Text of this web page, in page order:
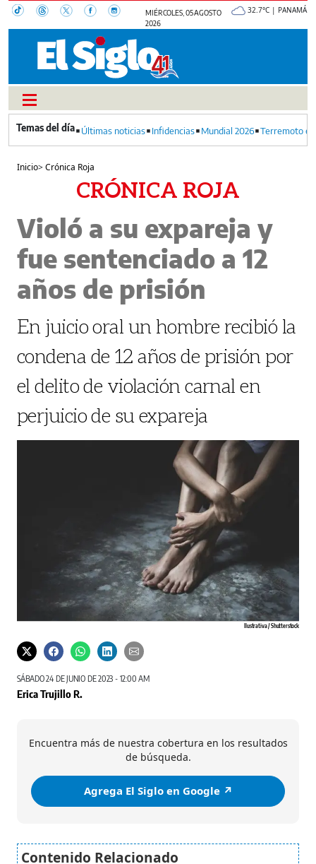
MIÉRCOLES, 05 AGOSTO
2026
32.7°C | PANAMÁ
Últimas noticias Infidencias Mundial 2026 Terremoto
Inicio>Crónica Roja
CRÓNICA ROJA
Violó a su expareja y
fue sentenciado a 12
años de prisión
En juicio oral un hombre recibió la
condena de 12 años de prisión por
el delito de violación carnal en
perjuicio de su expareja
Ilustrativa / Shutterstock
SÁBADO 24 DE JUNIO DE 2023 - 12:00 AM
Erica Trujillo R.
Encuentra más de nuestra cobertura en los resultados
de búsqueda.
Agrega El Siglo en Google ↗️